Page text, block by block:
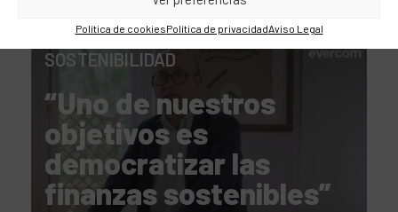
Política de cookiesPolítica de privacidadAviso Legal
SOSTENIBILIDAD
“Uno de nuestros
objetivos es
democratizar las
finanzas sostenibles”